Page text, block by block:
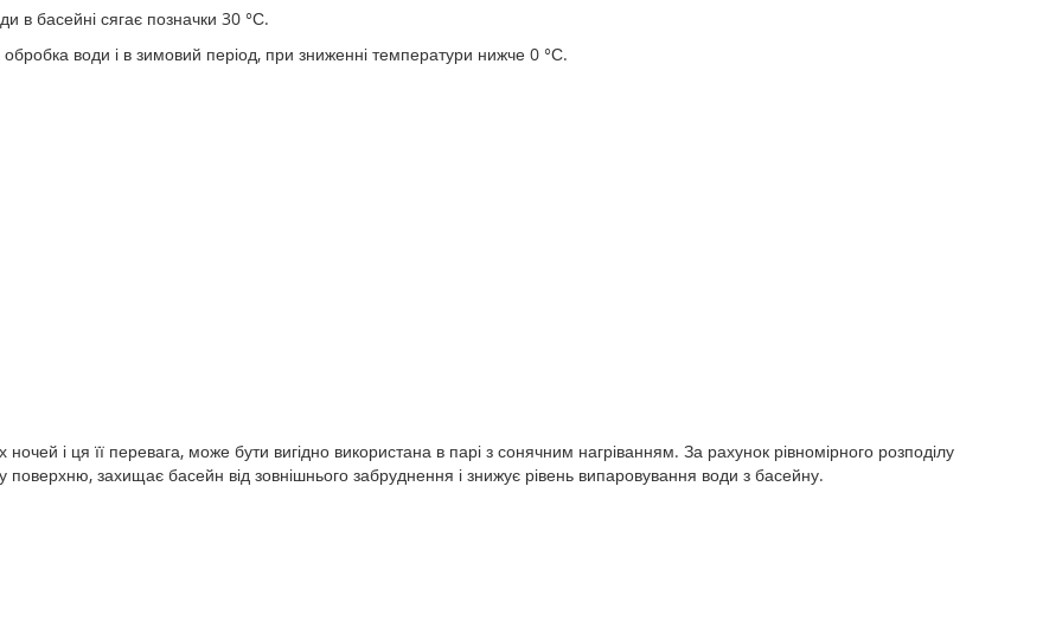
в басейні сягає позначки 30 °С.
води і в зимовий період, при зниженні температури нижче 0 °С.
і ця її перевага, може бути вигідно використана в парі з сонячним нагріванням. За рахунок рівномірного розподілу
поверхню, захищає басейн від зовнішнього забруднення і знижує рівень випаровування води з басейну.